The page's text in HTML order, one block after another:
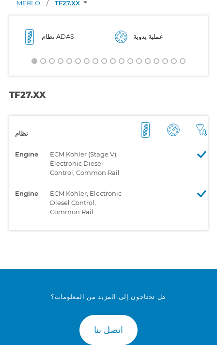
MERLO
/ TF27.XX
نظام ADAS عملية يدوية
TF27.XX
نظام
Engine
ECM Kohler (Stage V),
Electronic Diesel
Control, Common Rail
Engine
ECM Kohler, Electronic
Diesel Control,
Common Rail
هل تحتاجون إلى المزيد من المعلومات؟
اتصل بنا